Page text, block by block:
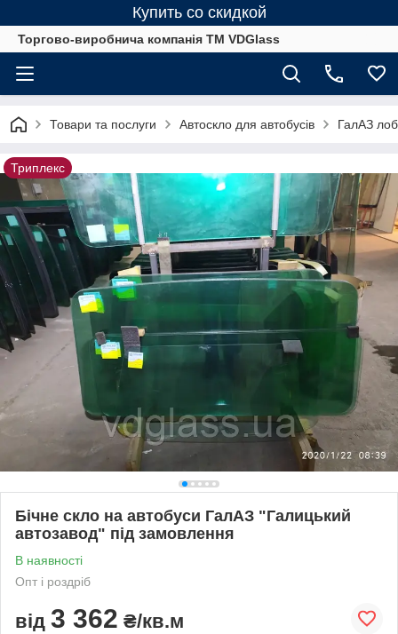
Купить со скидкой
Торгово-виробнича компанія ТМ VDGlass
Товари та послуги Автоскло для автобуcів ГалАЗ
Триплекс
Бічне скло на автобуси ГалАЗ "Галицький
автозавод" під замовлення
В наявності
Опт і роздріб
від 3 362 ₴/кв.м